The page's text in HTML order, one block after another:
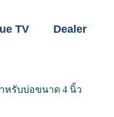
TV Dealer
ำหรับบ่อขนาด 4 นิ้ว